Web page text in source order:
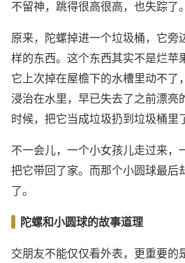
不留神，跳得很高很高，也失踪了。
原来，陀螺掉进一个垃圾桶，它旁
样的东西。这个东西其实不是烂苹
它上次掉在屋檐下的水槽里动不了
浸治在水里，早已失去了之前漂亮
时候，把它当成垃圾扔到垃圾桶里
不一会儿，一个小女孩儿走过来，
把它带回了家。而那个小圆球最后
了。
陀螺和小圆球的故事道理
交朋友不能仅仅看外表，更重要的